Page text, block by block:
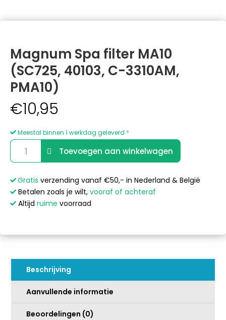
Magnum Spa filter MA10
(SC725, 40103, C-3310AM,
PMA10)
€10,95
Meestal binnen 1 werkdag geleverd *
Magnum
MA10
(SC725,
40103,
PMA10)
Toevoegen aan winkelwagen
e
i
e
Gratis verzending vanaf €50,- in Nederland & België
Betalen zoals je wilt, vooraf of achteraf
Altijd ruime voorraad
Beschrijving
Aanvullende informatie
Beoordelingen (0)